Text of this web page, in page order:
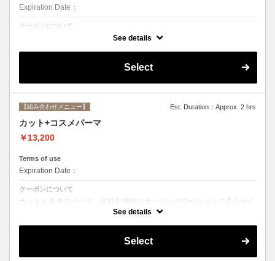
Expiration Date：
クーポンについて
カットと根元２cmまでのカラー。シャンプー、ブロー込み
See details
Select
【組み合わせメニュー】 Est. Duration：Approx. 2 hrs
カット+コスメパーマ
￥13,200
Terms of use
Expiration Date：
クーポンについて
カットと全体のパーマ。化粧品登録のカーリングローションで柔らかく
動きのあるスタイルからしっかりウェーブまで☆シャンプー、ブロー込
See details
Select